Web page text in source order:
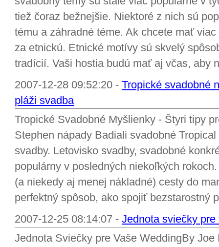
tiež čoraz bežnejšie. Niektoré z nich sú
tému a záhradné téme. Ak chcete mať
za etnickú. Etnické motívy sú skvelý
tradícií. Vaši hostia budú mať aj včas, aby
2007-12-28 09:52:20 - Tropické svadobné
pláži svadba
Tropické Svadobné Myšlienky - Štyri tipy
Stephen nápady Badiali svadobné
svadby. Letovisko svadby, svadobné
populárny v posledných niekoľkých
(a niekedy aj menej nákladné) cesty do
perfektný spôsob, ako spojiť bezstarostný
2007-12-25 08:14:07 - Jednota sviečky
Jednota Sviečky pre Vaše WeddingBy